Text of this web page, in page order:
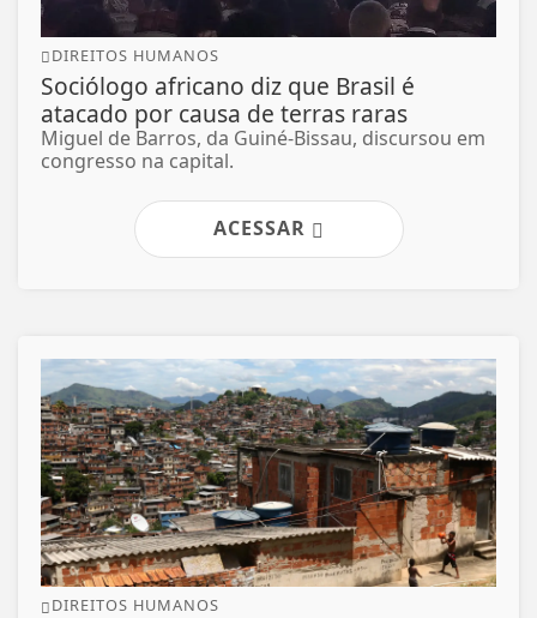
DIREITOS HUMANOS
Sociólogo africano diz que Brasil é
atacado por causa de terras raras
Miguel de Barros, da Guiné-Bissau, discursou em
congresso na capital.
ACESSAR
DIREITOS HUMANOS